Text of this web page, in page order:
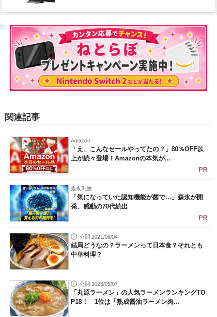
関連記事
Amazon
「え、こんなセールやってたの？」80％OFF以
上が続々登場！Amazonの本気が...
PR
森永乳業
「気になっていた認知機能が菌で…」森永が開
発。感動の70代続出
PR
公開 2021/08/04
結局どうなの？ラーメンって日本食？それとも
中華料理？
公開 2023/05/07
「丸源ラーメン」の人気ラーメンランキングTO
P18！ 1位は「熟成醤油ラーメン肉...